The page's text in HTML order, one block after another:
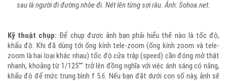
sau là người đi đường nhòe đi. Nét lên từng sợi râu. Ảnh: Sohoa.net.
Kỹ thuật chụp: Để chụp được ảnh bạn phải hiểu thế nào là tốc độ,
khẩu độ. Khi đã dùng tới ống kính tele-zoom (ống kính zoom và tele-
zoom là hai loại khác nhau) tốc độ cửa trập (speed) cần đóng mở thật
nhanh, khoảng từ 1/125"" trở lên đồng nghĩa với việc ánh sáng có nắng,
khẩu độ để mức trung bình f 5.6. Nếu bạn đặt dưới con số này, ảnh sẽ